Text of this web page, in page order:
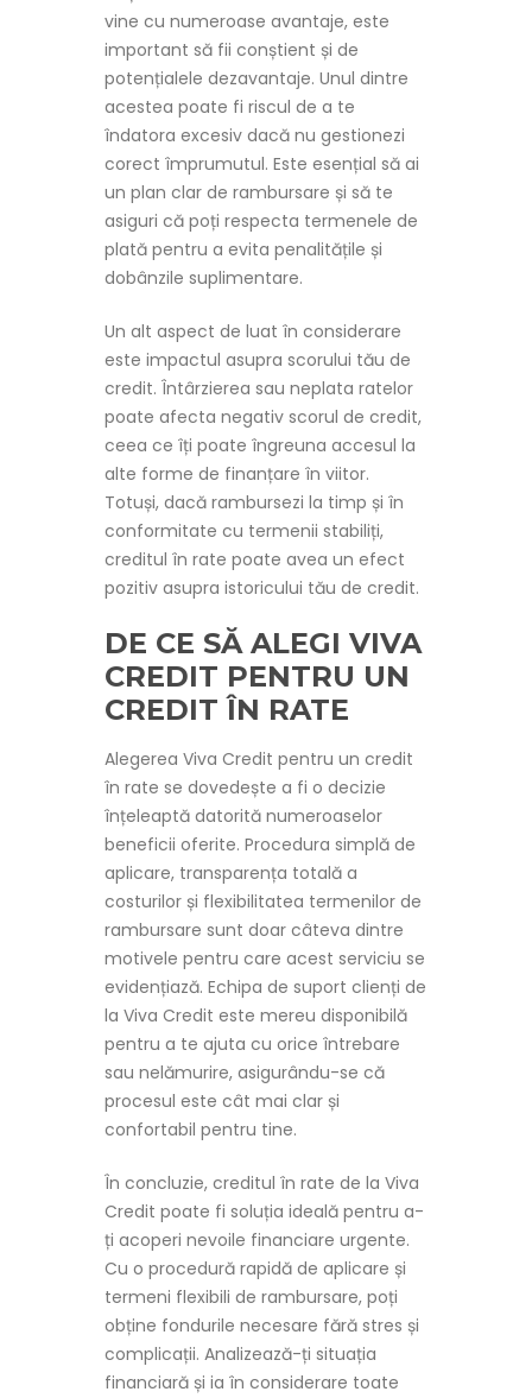
vine cu numeroase avantaje, este
important să fii conștient și de
potențialele dezavantaje. Unul dintre
acestea poate fi riscul de a te
îndatora excesiv dacă nu gestionezi
corect împrumutul. Este esențial să ai
un plan clar de rambursare și să te
asiguri că poți respecta termenele de
plată pentru a evita penalitățile și
dobânzile suplimentare.
Un alt aspect de luat în considerare
este impactul asupra scorului tău de
credit. Întârzierea sau neplata ratelor
poate afecta negativ scorul de credit,
ceea ce îți poate îngreuna accesul la
alte forme de finanțare în viitor.
Totuși, dacă rambursezi la timp și în
conformitate cu termenii stabiliți,
creditul în rate poate avea un efect
pozitiv asupra istoricului tău de credit.
DE CE SĂ ALEGI VIVA
CREDIT PENTRU UN
CREDIT ÎN RATE
Alegerea Viva Credit pentru un credit
în rate se dovedește a fi o decizie
înțeleaptă datorită numeroaselor
beneficii oferite. Procedura simplă de
aplicare, transparența totală a
costurilor și flexibilitatea termenilor de
rambursare sunt doar câteva dintre
motivele pentru care acest serviciu se
evidențiază. Echipa de suport clienți de
la Viva Credit este mereu disponibilă
pentru a te ajuta cu orice întrebare
sau nelămurire, asigurându-se că
procesul este cât mai clar și
confortabil pentru tine.
În concluzie, creditul în rate de la Viva
Credit poate fi soluția ideală pentru a-
ți acoperi nevoile financiare urgente.
Cu o procedură rapidă de aplicare și
termeni flexibili de rambursare, poți
obține fondurile necesare fără stres și
complicații. Analizează-ți situația
financiară și ia în considerare toate